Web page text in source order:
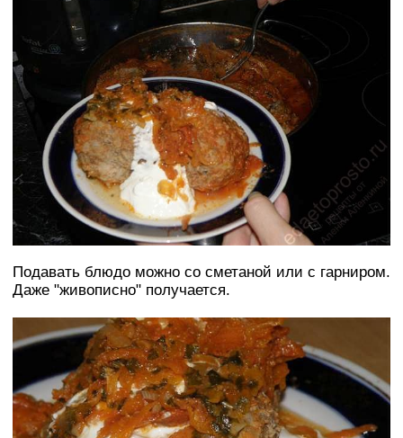
Подавать блюдо можно со сметаной или с гарниром.
Даже "живописно" получается.